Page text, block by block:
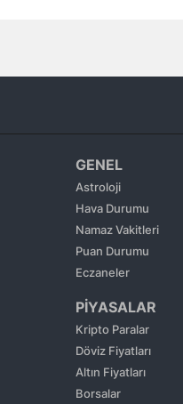
Erzurum
Eskişehir
Gaziantep
Giresun
Gümüşhane
Hatay
Isparta
GENEL
Astroloji
Hava Durumu
Namaz Vakitleri
Puan Durumu
Eczaneler
PİYASALAR
Kripto Paralar
Döviz Fiyatları
Altın Fiyatları
Borsalar